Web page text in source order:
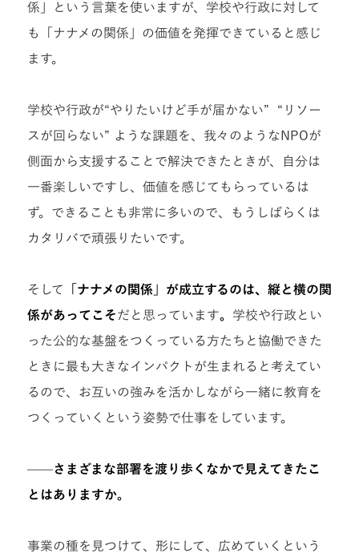
係」という言葉を使いますが、学校や行政に対して
も「ナナメの関係」の価値を発揮できていると感じ
ます。
学校や行政が“やりたいけど手が届かない” “リソー
スが回らない” ような課題を、我々のようなNPOが
側面から支援することで解決できたときが、自分は
一番楽しいですし、価値を感じてもらっているは
ず。できることも非常に多いので、もうしばらくは
カタリバで頑張りたいです。
そして 「ナナメの関係」が成立するのは、縦と横の関
係があってこそだと思っています。 学校や行政とい
った公的な基盤をつくっている方たちと協働できた
ときに最も大きなインパクトが生まれると考えてい
るので、お互いの強みを活かしながら一緒に教育を
つくっていくという姿勢で仕事をしています。
——さまざまな部署を渡り歩くなかで見えてきたこ
とはありますか。
事業の種を見つけて、形にして、広めていくという